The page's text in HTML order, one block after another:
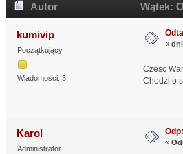
Autor Wątek:
kumivip
Początkujący
Wiadomości: 3
«
Czesc
Chodzi o
Karol
Administrator
«